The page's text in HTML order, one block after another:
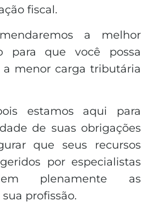
fiscal.
a melhor
para que você possa
menor carga tributária
estamos aqui para
de suas obrigações
que seus recursos
por especialistas
plenamente as
profissão.